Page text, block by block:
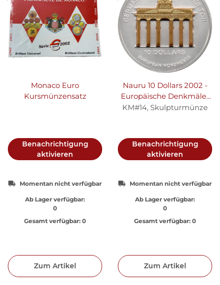
Monaco Euro
Kursmünzensatz
Benachrichtigung
aktivieren
Momentan nicht verfügbar
Ab Lager verfügbar:
0
Gesamt verfügbar: 0
Zum Artikel
Nauru 10 Dollars 2002 -
Europäische Denkmäler
"Brandenburger Tor in
teilvergoldet
KM#14, Skulpturmünze
Benachrichtigung
aktivieren
Momentan nicht verfügbar
Ab Lager verfügbar:
0
Gesamt verfügbar: 0
Zum Artikel